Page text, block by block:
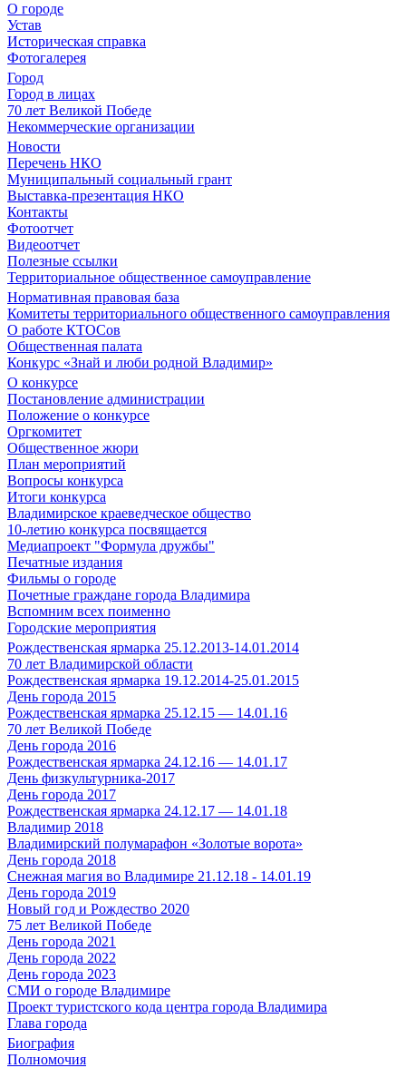
О городе
Устав
Историческая справка
Фотогалерея
Город
Город в лицах
70 лет Великой Победе
Некоммерческие организации
Новости
Перечень НКО
Муниципальный социальный грант
Выставка-презентация НКО
Контакты
Фотоотчет
Видеоотчет
Полезные ссылки
Территориальное общественное самоуправление
Нормативная правовая база
Комитеты территориального общественного самоуправления
О работе КТОСов
Общественная палата
Конкурс «Знай и люби родной Владимир»
О конкурсе
Постановление администрации
Положение о конкурсе
Оргкомитет
Общественное жюри
План мероприятий
Вопросы конкурса
Итоги конкурса
Владимирское краеведческое общество
10-летию конкурса посвящается
Медиапроект "Формула дружбы"
Печатные издания
Фильмы о городе
Почетные граждане города Владимира
Вспомним всех поименно
Городские мероприятия
Рождественская ярмарка 25.12.2013-14.01.2014
70 лет Владимирской области
Рождественская ярмарка 19.12.2014-25.01.2015
День города 2015
Рождественская ярмарка 25.12.15 — 14.01.16
70 лет Великой Победе
День города 2016
Рождественская ярмарка 24.12.16 — 14.01.17
День физкультурника-2017
День города 2017
Рождественская ярмарка 24.12.17 — 14.01.18
Владимир 2018
Владимирский полумарафон «Золотые ворота»
День города 2018
Снежная магия во Владимире 21.12.18 - 14.01.19
День города 2019
Новый год и Рождество 2020
75 лет Великой Победе
День города 2021
День города 2022
День города 2023
СМИ о городе Владимире
Проект туристского кода центра города Владимира
Глава города
Биография
Полномочия